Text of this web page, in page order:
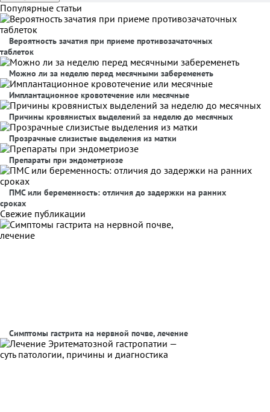
Популярные статьи
Вероятность зачатия при приеме противозачаточных
таблеток
Можно ли за неделю перед месячными забеременеть
Имплантационное кровотечение или месячные
Причины кровянистых выделений за неделю до месячных
Прозрачные слизистые выделения из матки
Препараты при эндометриозе
ПМС или беременность: отличия до задержки на ранних
сроках
Свежие публикации
Симптомы гастрита на нервной почве, лечение